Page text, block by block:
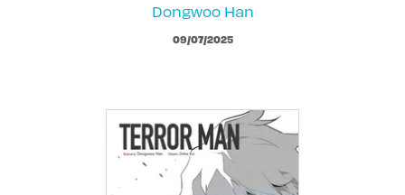
Dongwoo Han
09/07/2025